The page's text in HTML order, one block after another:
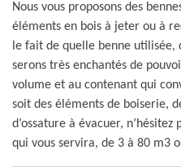
Nous vous proposons des
éléments en bois à jeter ou à
le fait de quelle benne utilisée,
serons très enchantés de
volume et au contenant qui
soit des éléments de boiserie,
d’ossature à évacuer,
qui vous servira, de 3 à 80 m3